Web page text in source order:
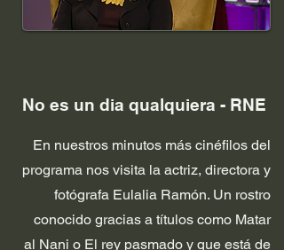
No es un dia qualquiera - RNE
En nuestros minutos más cinéfilos del
programa nos visita la actriz, directora y
fotógrafa Eulalia Ramón. Un rostro
conocido gracias a títulos como Matar
al Nani o El rey pasmado y que está de